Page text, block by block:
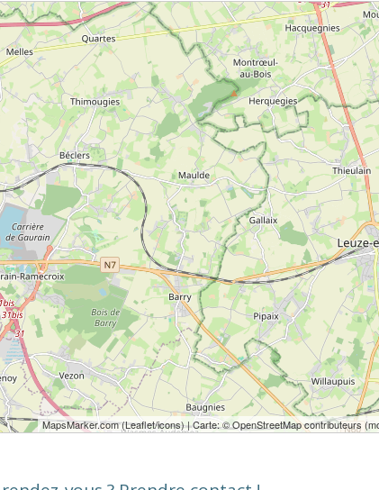
MapsMarker.com(Leaflet/icons) | Carte: ©OpenStreetMap contributeurs (